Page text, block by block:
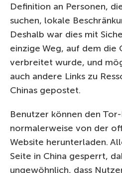
Definition an Personen,
suchen, lokale
Deshalb war dies mit
einzige Weg, auf dem die
verbreitet wurde, und
auch andere Links zu
Chinas gepostet.
Benutzer können den
normalerweise von der
Website herunterladen.
Seite in China gesperrt,
ungewöhnlich, dass